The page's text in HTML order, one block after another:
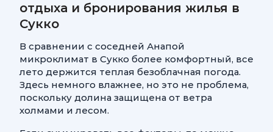
отдыха и бронирования жилья в
Сукко
В сравнении с соседней Анапой
микроклимат в Сукко более комфортный, все
лето держится теплая безоблачная погода.
Здесь немного влажнее, но это не проблема,
поскольку долина защищена от ветра
холмами и лесом.